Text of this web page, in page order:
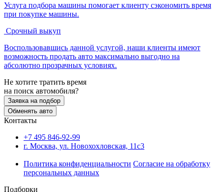
Услуга подбора машины помогает клиенту сэкономить время
при покупке машины.
Срочный выкуп
Воспользовавшись данной услугой, наши клиенты имеют
возможность продать авто максимально выгодно на
абсолютно прозрачных условиях.
Не хотите тратить время
на поиск автомобиля?
Заявка на подбор
Обменять авто
Контакты
+7 495 846-92-99
г. Москва, ул. Новохохловская, 11с3
Политика конфиденциальности Согласие на обработку
персональных данных
Подборки